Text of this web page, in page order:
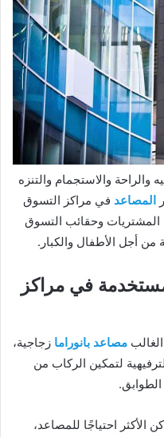
والراحة والاستجمام والتنزه
المصاعد في مراكز التسوق
المشتريات وحقائب التسوق
من أجل الأطفال والكبار.
في مراكز
مصاعد بانوراما زجاجية،
لتمكين الركاب من
الطوابق.
الأكثر احتياجًا للمصاعد،